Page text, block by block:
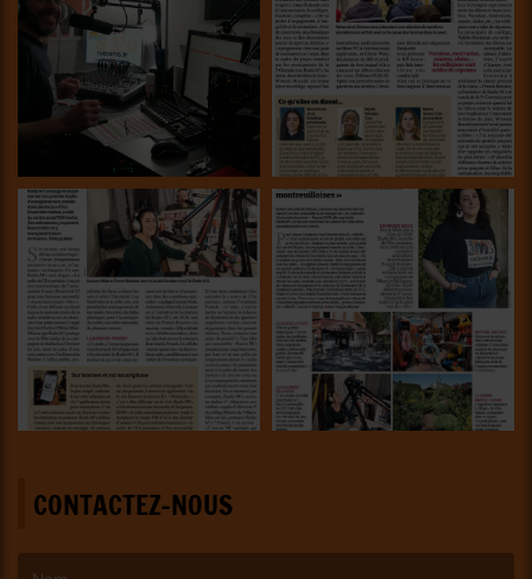
CONTACTEZ-NOUS